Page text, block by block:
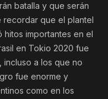
batalla y que serán
recordar que el plantel
importantes en el
en Tokio 2020 fue
incluso a los que no
fue enorme y
como en los